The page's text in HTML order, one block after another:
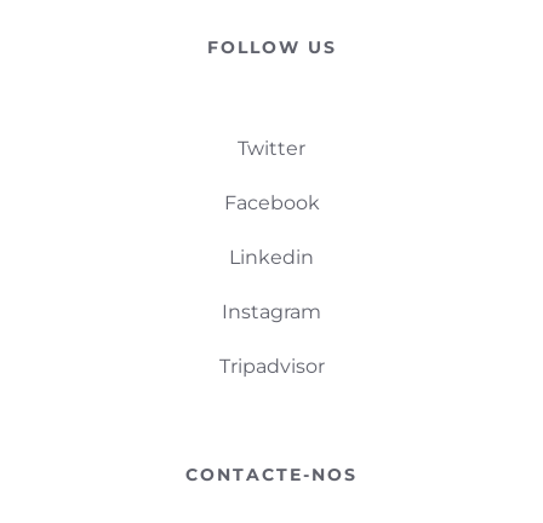
FOLLOW US
Twitter
Facebook
Linkedin
Instagram
Tripadvisor
CONTACTE-NOS